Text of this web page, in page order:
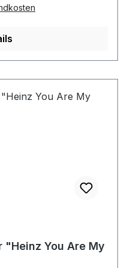
"Heinz You Are My